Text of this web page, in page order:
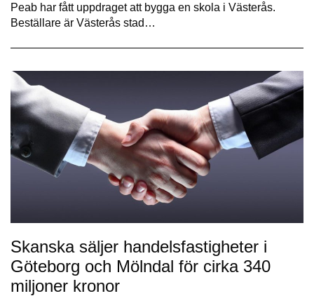
Peab har fått uppdraget att bygga en skola i Västerås.
Beställare är Västerås stad…
Skanska säljer handelsfastigheter i
Göteborg och Mölndal för cirka 340
miljoner kronor